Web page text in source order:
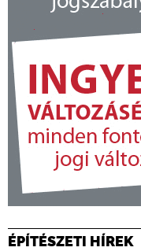
ÉPÍTÉSZETI HÍREK